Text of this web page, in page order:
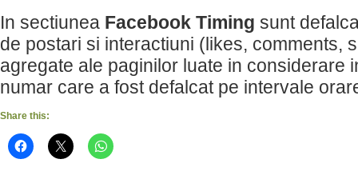
In sectiunea Facebook Timing sunt
de postari si interactiuni (likes, comments,
agregate ale paginilor luate in considerare
numar care a fost defalcat pe intervale
Share this: